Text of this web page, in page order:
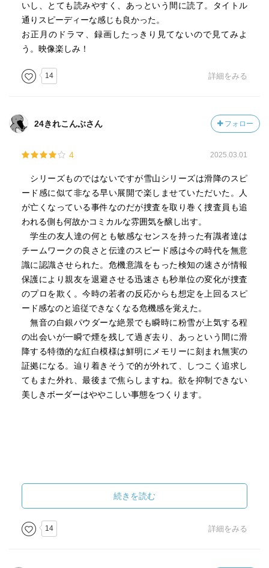
いし、とても読みやすく、あっという間に読了。タイトル
通りスピーディーな感じも良かった。
お正月のドラマ、録画したっきり見てないので見てみよ
う。映像楽しみ！
14 詳細をみる
24きれこんぶさん フォロー
4 2025.03.01
シリーズものではないですが雪山シリーズは滑降のスピ
ード感に似て非なる早い展開で楽しませていただいた。人
が亡くなっている事件なのだが捜査を取り巻く捜査員も追
われる側も何故かコミカルな雰囲気を醸し出す。
学生の友人達の何とも敏感なセンスを持った有識者達は
チームワークの良さと伝達のスピード感は今の時代を無意
識に認識させられた。危機意識をもった検知の速さが情報
保護により親友を退避させる迅速さも秒単位の変化が捜査
のプロを欺く。今時の若者の反応からも想定を上回るスピ
ード感なのと追従できなくなる危機感を覚えた。
無音の白銀パウダーな絶景でも瞬時に粉雪が上気する程
の出会いが一瞬で煙を残して過ぎ去り、あっという間に滑
降する特徴的な紅白模様は鮮明にメモリーに刻まれ無実の
証拠になる。辿り着きそうで的が外れて、しつこく追求し
てもまた外れ、最後まで焦らしますね。欲を抑制できない
美しきボーダーはややこしい事態をつくります。
続きを読む
14 詳細をみる